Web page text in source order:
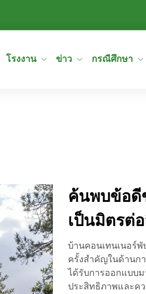
โรงงาน ข่าว กรณีศึกษา
ค้นพบข้อดี
เป็นมิตรต่
บ้านคอนเทนเนอร์
ครั้งสำคัญในด้านก
ได้รับการออกแบบ
ประสิทธิภาพและค